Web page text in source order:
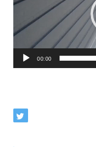
ー
ヤ
00:00